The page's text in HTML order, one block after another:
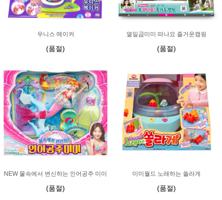
우니스 메이커
(품절)
열일곱미미 떠나요 즐거운캠핑
(품절)
NEW 물속에서 변신하는 인어공주 미미
(품절)
미미월드 노래하는 쏠라게
(품절)